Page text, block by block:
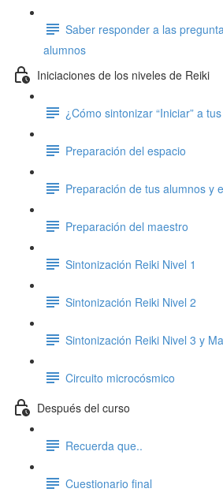
Saber responder a las
alumnos
Iniciaciones de los niveles de Reiki
¿Cómo sintonizar “Iniciar” a
Preparación del espacio
Preparación de tus alumnos y
Preparación del maestro
Sintonización Reiki Nivel 1
Sintonización Reiki Nivel 2
Sintonización Reiki Nivel 3 y
Circuito microcósmico
Después del curso
Recuerda que..
Cuestionario final